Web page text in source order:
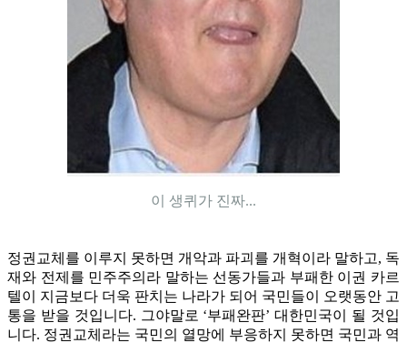
이 생퀴가 진짜...
정권교체를 이루지 못하면 개악과 파괴를 개혁이라 말하고, 독
재와 전제를 민주주의라 말하는 선동가들과 부패한 이권 카르
텔이 지금보다 더욱 판치는 나라가 되어 국민들이 오랫동안 고
통을 받을 것입니다. 그야말로 ‘부패완판’ 대한민국이 될 것입
니다. 정권교체라는 국민의 열망에 부응하지 못하면 국민과 역